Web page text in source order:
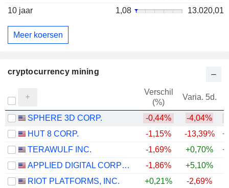
10 jaar
1,08 13.020,01
Meer koersen
cryptocurrency mining
Verschil
(%)
Varia. 5d.
SPHERE 3D CORP. -0,44% -4,04%
HUT 8 CORP.
-1,15% -13,39%
TERAWULF INC.
-1,69% +0,70%
APPLIED DIGITAL CORPORATION
-1,86% +5,10%
RIOT PLATFORMS, INC.
+0,21% -2,69%